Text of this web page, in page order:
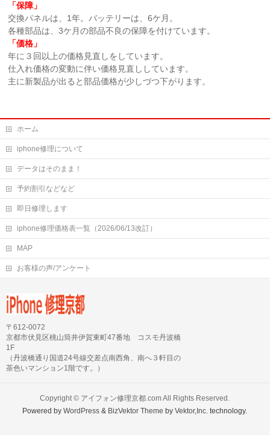
「保障」
交換パネルは、1年。バッテリーは、6ケ月。
各種部品は、3ケ月の部品不良の保障を付けています。
「価格」
年に３回以上の価格見直しをしています。
仕入れ価格の変動に伴い価格見直ししています。
主に新製品が出ると部品価格が少しづつ下がります。
ホーム
iphone修理について
データはそのまま！
予約割引などなど
即日修理します
iphone修理価格表一覧（2026/06/13改訂）
MAP
お客様の声/アンケート
〒612-0072
京都市伏見区桃山筒井伊賀東町47番地 コスモ丹波橋
1F
（丹波橋通り国道24号線交差点南西角、南へ３軒目の
茶色いマンション1階です。）
Copyright © アイフォン修理京都.comAll Rights Reserved.
Powered byWordPress & BizVektor Theme byVektor,Inc. technology.